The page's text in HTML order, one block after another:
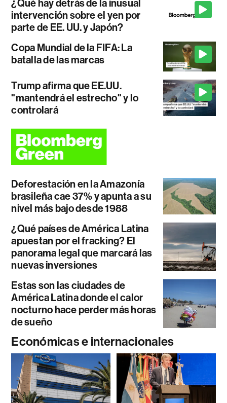
¿Qué hay detrás de la inusual
intervención sobre el yen por
parte de EE. UU. y Japón?
Copa Mundial de la FIFA: La
batalla de las marcas
Trump afirma que EE.UU.
"mantendrá el estrecho" y lo
controlará
Deforestación en la Amazonía
brasileña cae 37% y apunta a su
nivel más bajo desde 1988
¿Qué países de América Latina
apuestan por el fracking? El
panorama legal que marcará las
nuevas inversiones
Estas son las ciudades de
América Latina donde el calor
nocturno hace perder más horas
de sueño
Económicas e internacionales